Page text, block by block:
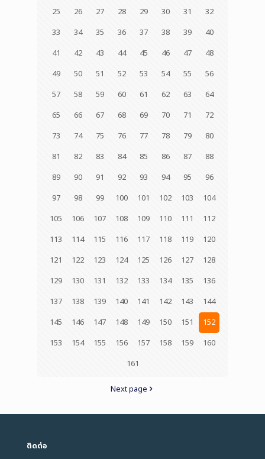
25
26 27 28 29 30 31
32
33
34 35 36 37 38 39
40
41
42 43 44 45 46 47
48
49
50 51 52 53 54 55
56
57
58 59 60 61 62 63
64
65
66 67 68 69 70 71
72
73
74 75 76 77 78 79
80
81
82 83 84 85 86 87
88
89
90 91 92 93 94 95
96
97
98 99 100 101 102 103
104
105
106 107 108 109 110 111
112
113
114 115 116 117 118 119
120
121
122 123 124 125 126 127
128
129
130 131 132 133 134 135
136
137
138 139 140 141 142 143
144
145
146 147 148 149 150 151
152
153
154 155 156 157 158 159
160
161
Next page
ติดต่อ